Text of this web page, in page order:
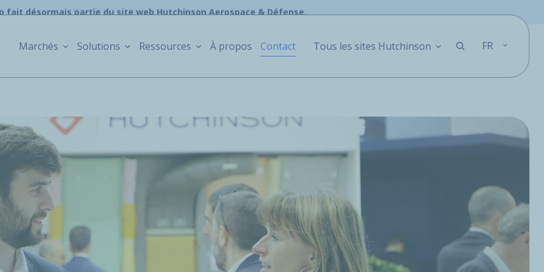
fait désormais partie du site web Hutchinson Aerospace & Défense.
Marchés Solutions Ressources À propos Contact Tous les sites Hutchinson FR